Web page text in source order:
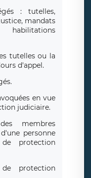
: tutelles,
mandats
tutelles ou la
d'appel.
en vue
judiciaire.
membres
personne
protection
protection